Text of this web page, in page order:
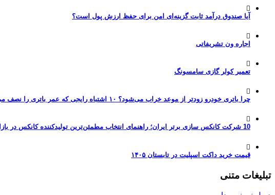
آیا صندوق درآمد ثابت گزینه‌ای امن برای حفظ ارزش پول است؟
اجاره ون تشریفاتی
تعمیر کولر گازی سامسونگ
چرا باتری خودرو زودتر از موعد خراب می‌شود؟ ۱۰ اشتباه رایجی که عمر باتری را نصف می‌کنند
10 شرکت کانکس سازی برتر ایران؛ راهنمای انتخاب مطمئن‌ترین تولیدکننده کانکس در بازار 1405
قیمت خرید داکت اسپلیت در تابستان ۱۴۰۵
تبلیغات متنی